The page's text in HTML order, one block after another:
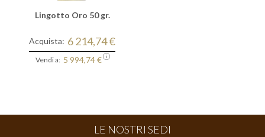
Lingotto Oro 50 gr.
Acquista: 6 214,74 €
Vendi a: 5 994,74 €
LE NOSTRI SEDI